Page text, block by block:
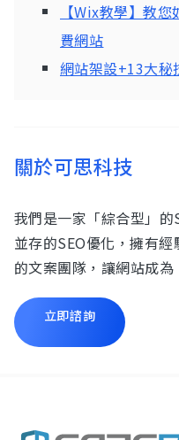
【Wix教學】教
費網站
網站架設+13大秘
關於可思科技
我們是一家「綜合型」
並存的SEO優化，擁有
的文案團隊，讓網站成為
立即諮詢